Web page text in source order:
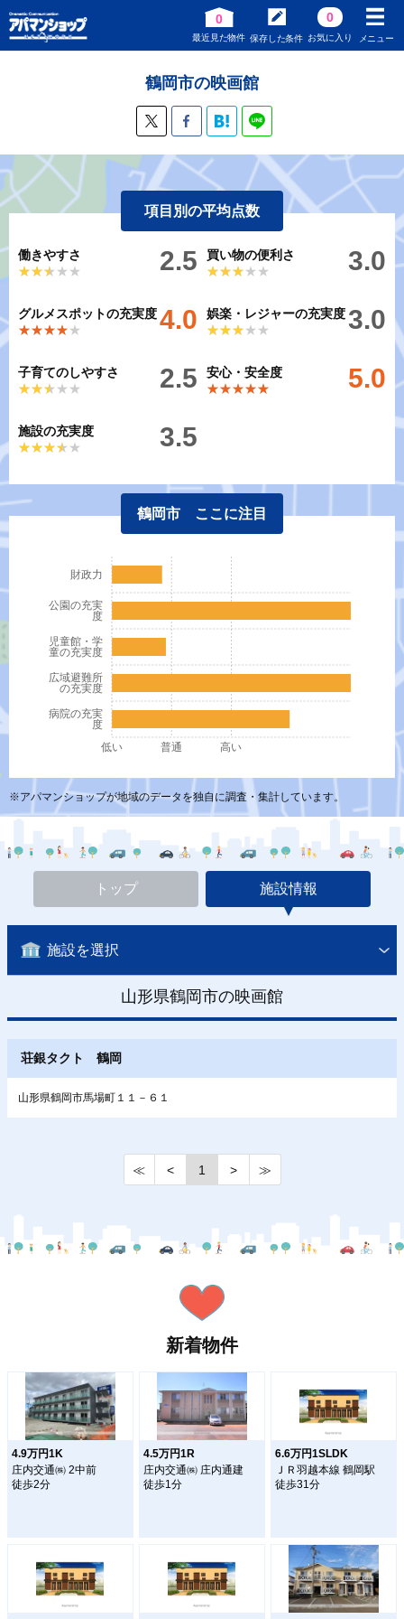
0
最近見た物件 保存した条件
0
お気に入り メニュー
鶴岡市の映画館
項目別の平均点数
働きやすさ
★★★★★
★★★★★ 2.5
買い物の便利さ
★★★★★
★★★★★ 3.0
グルメスポットの充実度
★★★★★
★★★★★ 4.0
娯楽・レジャーの充実度
★★★★★
★★★★★ 3.0
子育てのしやすさ
★★★★★
★★★★★ 2.5
安心・安全度
★★★★★
★★★★★ 5.0
施設の充実度
★★★★★
★★★★★ 3.5
鶴岡市 ここに注目
病院の充実
度
広域避難所
の充実度
児童館・学
童の充実度
公園の充実
度
財政力
低い 普通 高い
※アパマンショップが地域のデータを独自に調査・集計しています。
トップ 施設情報
施設を選択
山形県鶴岡市の映画館
荘銀タクト 鶴岡
山形県鶴岡市馬場町１１－６１
≪ < 1 > ≫
新着物件
4.9万円1K
庄内交通㈱ 2中前
徒歩2分
4.5万円1R
庄内交通㈱ 庄内通建
徒歩1分
6.6万円1SLDK
ＪＲ羽越本線 鶴岡駅
徒歩31分